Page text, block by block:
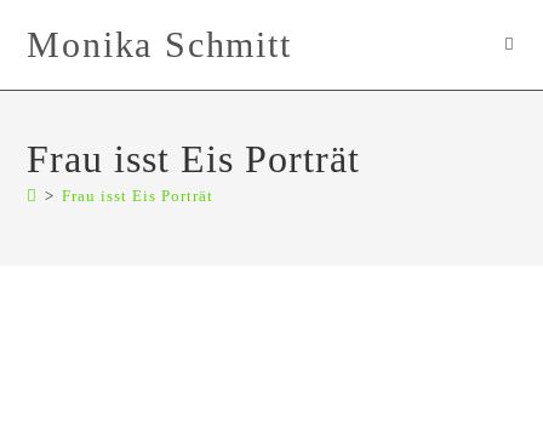
InhaltMonika Schmitt
Frau isst Eis Porträt
> Frau isst Eis Porträt